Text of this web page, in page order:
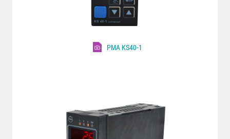
PMA KS40-1